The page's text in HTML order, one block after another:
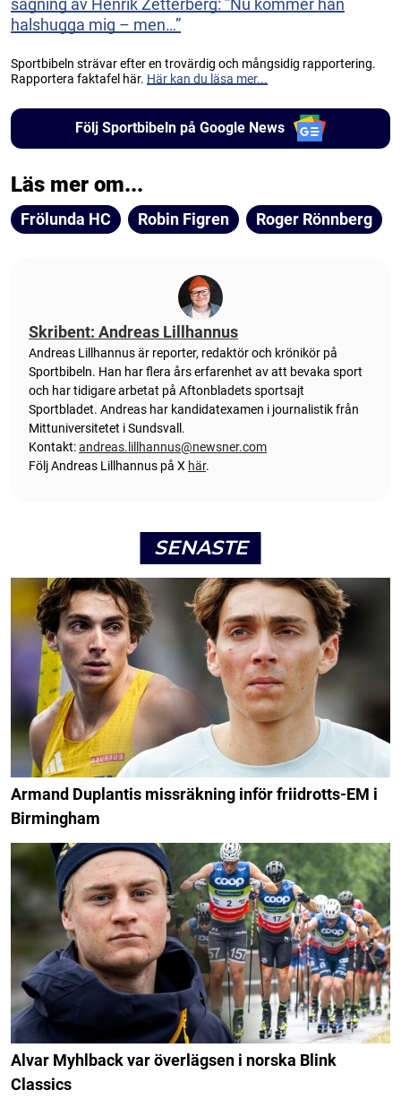
sågning av Henrik Zetterberg: ”Nu kommer han
halshugga mig – men…”
Sportbibeln strävar efter en trovärdig och mångsidig rapportering.
Rapportera faktafel här. Här kan du läsa mer...
Följ Sportbibeln på Google News
Läs mer om...
Frölunda HC Robin Figren Roger Rönnberg
Skribent: Andreas Lillhannus
Andreas Lillhannus är reporter, redaktör och krönikör på
Sportbibeln. Han har flera års erfarenhet av att bevaka sport
och har tidigare arbetat på Aftonbladets sportsajt
Sportbladet. Andreas har kandidatexamen i journalistik från
Mittuniversitetet i Sundsvall.
Kontakt:andreas.lillhannus@newsner.com
Följ Andreas Lillhannus på X här.
SENASTE
Armand Duplantis missräkning inför friidrotts-EM i
Birmingham
Alvar Myhlback var överlägsen i norska Blink
Classics